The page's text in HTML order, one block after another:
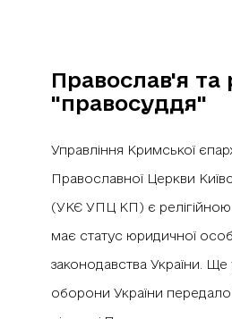
Православ'я та
"правосуддя"
Управління Кримської
Православної Церкви
(УКЄ УПЦ КП) є релігійною
має статус юридичної
законодавства України. Ще
оборони України